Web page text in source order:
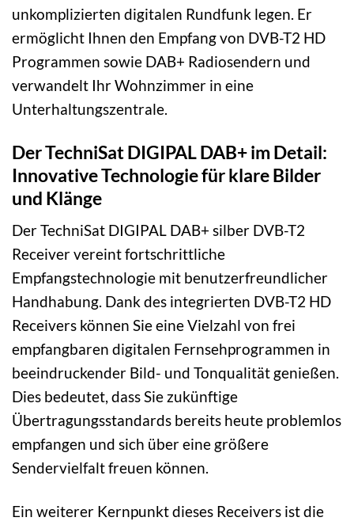
unkomplizierten digitalen Rundfunk legen. Er
ermöglicht Ihnen den Empfang von DVB-T2 HD
Programmen sowie DAB+ Radiosendern und
verwandelt Ihr Wohnzimmer in eine
Unterhaltungszentrale.
Der TechniSat DIGIPAL DAB+ im Detail:
Innovative Technologie für klare Bilder
und Klänge
Der TechniSat DIGIPAL DAB+ silber DVB-T2
Receiver vereint fortschrittliche
Empfangstechnologie mit benutzerfreundlicher
Handhabung. Dank des integrierten DVB-T2 HD
Receivers können Sie eine Vielzahl von frei
empfangbaren digitalen Fernsehprogrammen in
beeindruckender Bild- und Tonqualität genießen.
Dies bedeutet, dass Sie zukünftige
Übertragungsstandards bereits heute problemlos
empfangen und sich über eine größere
Sendervielfalt freuen können.
Ein weiterer Kernpunkt dieses Receivers ist die